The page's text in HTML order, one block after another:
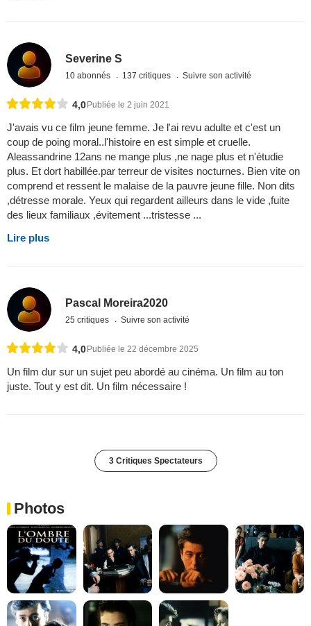
Severine S
10 abonnés 137 critiques Suivre son activité
4,0Publiée le 2 juin 2021
J'avais vu ce film jeune femme. Je l'ai revu adulte et c'est un
coup de poing moral..l'histoire en est simple et cruelle.
Aleassandrine 12ans ne mange plus ,ne nage plus et n'étudie
plus. Et dort habillée.par terreur de visites nocturnes. Bien vite on
comprend et ressent le malaise de la pauvre jeune fille. Non dits
,détresse morale. Yeux qui regardent ailleurs dans le vide ,fuite
des lieux familiaux ,évitement ...tristesse ...
Lire plus
Pascal Moreira2020
25 critiques Suivre son activité
4,0Publiée le 22 décembre 2025
Un film dur sur un sujet peu abordé au cinéma. Un film au ton
juste. Tout y est dit. Un film nécessaire !
3 Critiques Spectateurs
Photos